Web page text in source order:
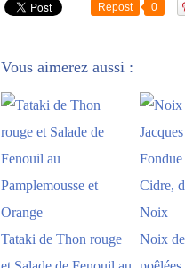
Repost 0
Vous aimerez aussi :
Tataki de Thon rouge
Noix